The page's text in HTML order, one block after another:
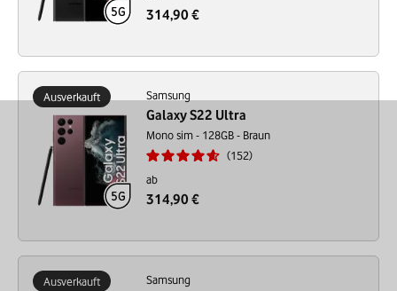
314,90 €
Ausverkauft Samsung
Galaxy S22 Ultra
Mono sim - 128GB - Braun
152
ab
314,90 €
Ausverkauft Samsung